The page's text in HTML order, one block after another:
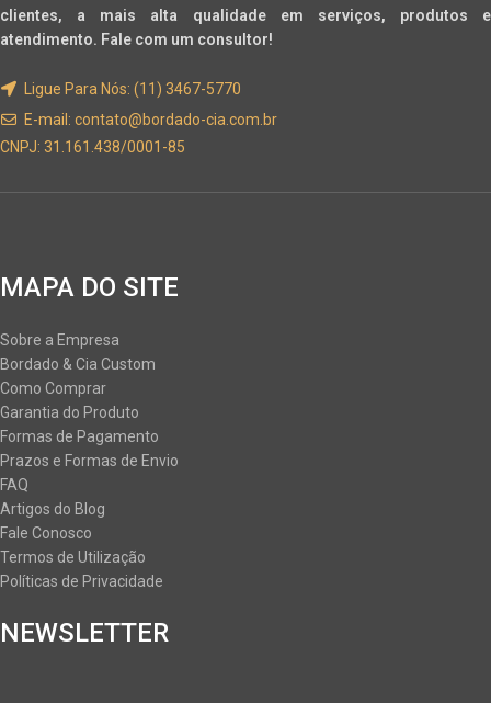
clientes, a mais alta qualidade em serviços, produtos e
atendimento. Fale com um consultor!
Ligue Para Nós: (11) 3467-5770
E-mail: contato@bordado-cia.com.br
CNPJ: 31.161.438/0001-85
MAPA DO SITE
Sobre a Empresa
Bordado & Cia Custom
Como Comprar
Garantia do Produto
Formas de Pagamento
Prazos e Formas de Envio
FAQ
Artigos do Blog
Fale Conosco
Termos de Utilização
Políticas de Privacidade
NEWSLETTER